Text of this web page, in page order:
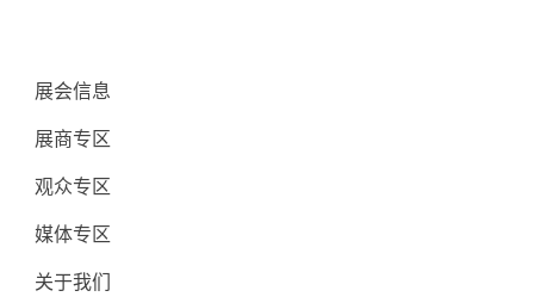
展会信息
展商专区
观众专区
媒体专区
关于我们